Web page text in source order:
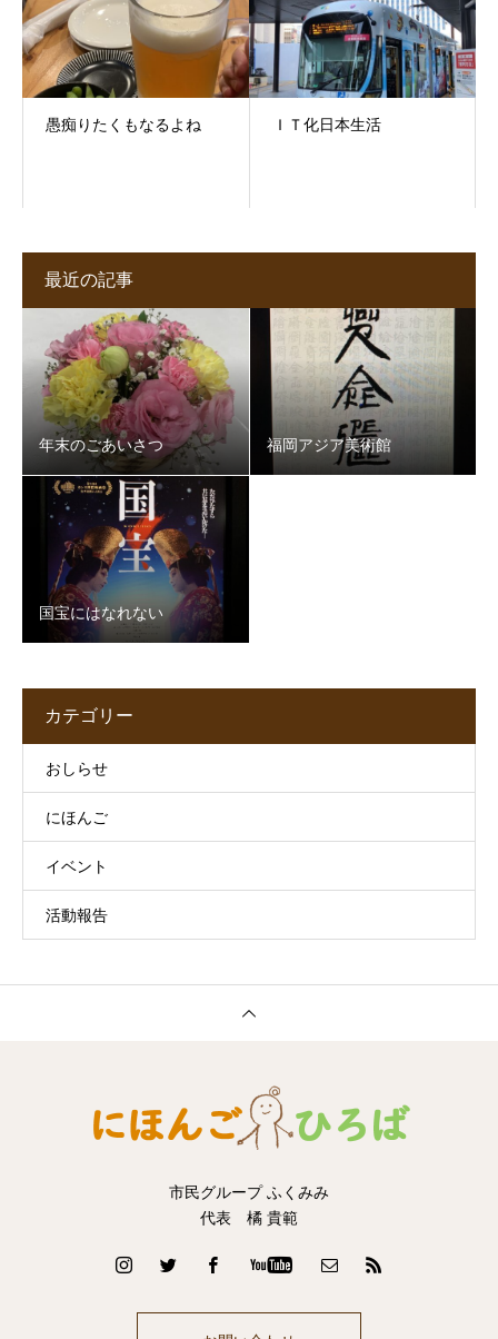
愚痴りたくもなるよね ＩＴ化日本生活
最近の記事
年末のごあいさつ 福岡アジア美術館
国宝にはなれない
カテゴリー
おしらせ
にほんご
イベント
活動報告
市民グループ ふくみみ
代表 橘 貴範